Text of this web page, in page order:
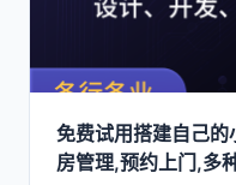
免费试用搭建自己
房管理,预约上门,多